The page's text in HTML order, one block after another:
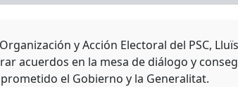
y Acción Electoral del PSC,
acuerdos en la mesa de diálogo y
el Gobierno y la Generalitat.